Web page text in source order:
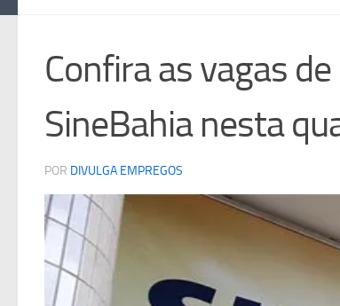
Confira as vagas
SineBahia nesta
POR DIVULGA EMPREGOS